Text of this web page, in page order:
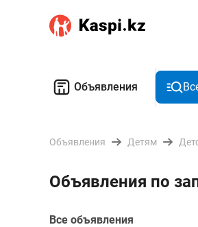
Объявления
Объявления Детям
Объявления по
Все объявления